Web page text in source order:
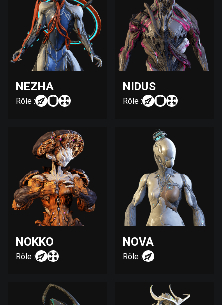
NEZHA
Rôle :
NIDUS
Rôle :
NOKKO
Rôle :
NOVA
Rôle :